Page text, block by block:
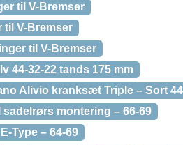
til V-Bremser
V-Bremser
til V-Bremser
44-32-22 tands 175 mm
Alivio kranksæt Triple – Sort
montering – 66-69
Type – 64-69